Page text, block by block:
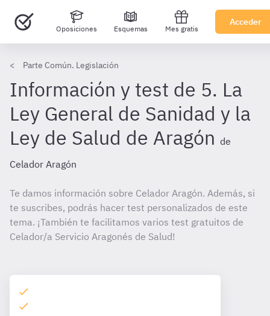
Oposiciones Esquemas Mes gratis
Acceder
Parte Común. Legislación
Información y test de 5. La
Ley General de Sanidad y la
Ley de Salud de Aragón de
Celador Aragón
Te damos información sobre Celador Aragón. Además, si
te suscribes, podrás hacer test personalizados de este
tema. ¡También te facilitamos varios test gratuitos de
Celador/a Servicio Aragonés de Salud!